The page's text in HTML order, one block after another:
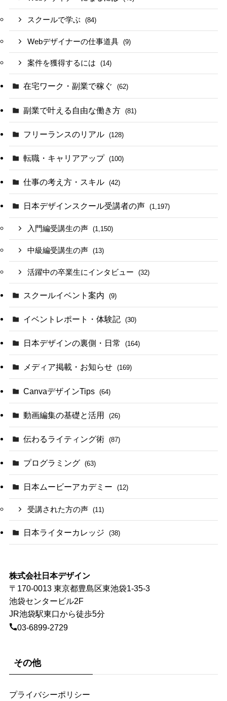
スクールで学ぶ (84)
Webデザイナーの仕事道具 (9)
案件を獲得するには (14)
在宅ワーク・副業で稼ぐ (62)
副業で叶える自由な働き方 (81)
フリーランスのリアル (128)
転職・キャリアアップ (100)
仕事の考え方・スキル (42)
日本デザインスクール受講者の声 (1,197)
入門編受講生の声 (1,150)
中級編受講生の声 (13)
活躍中の卒業生にインタビュー (32)
スクールイベント案内 (9)
イベントレポート・体験記 (30)
日本デザインの裏側・日常 (164)
メディア掲載・お知らせ (169)
CanvaデザインTips (64)
動画編集の基礎と活用 (26)
伝わるライティング術 (87)
プログラミング (63)
日本ムービーアカデミー (12)
受講された方の声 (11)
日本ライターカレッジ (38)
株式会社日本デザイン
〒170-0013 東京都豊島区東池袋1-35-3
池袋センタービル2F
JR池袋駅東口から徒歩5分
03-6899-2729
その他
プライバシーポリシー